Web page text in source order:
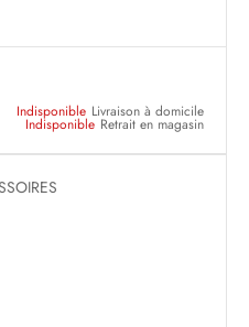
Indisponible Livraison à domicile
Indisponible Retrait en magasin